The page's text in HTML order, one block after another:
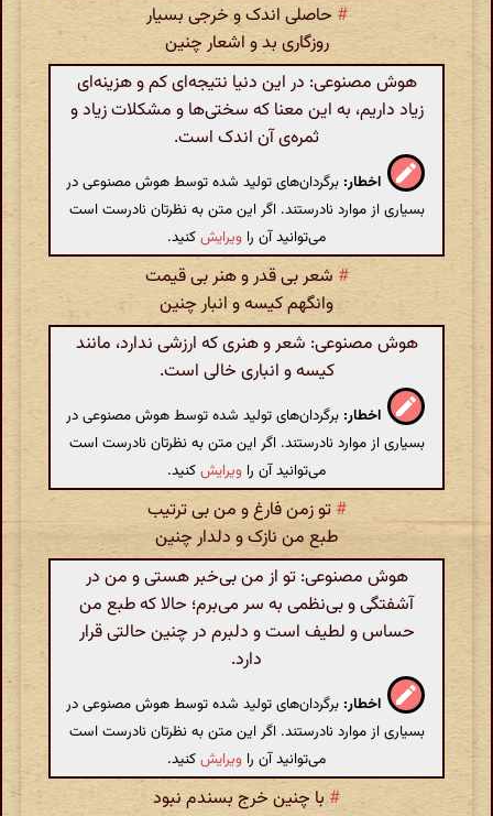
# حاصلی اندک و خرجی بسیار
روزگاری بد و اشعار چنین
هوش مصنوعی: در این دنیا نتیجه‌ای کم و هزینه‌ای
زیاد داریم، به این معنا که سختی‌ها و مشکلات زیاد و
ثمره‌ی آن اندک است.
اخطار: برگردان‌های تولید شده توسط هوش مصنوعی در
بسیاری از موارد نادرستند. اگر این متن به نظرتان نادرست است
می‌توانید آن را ویرایشکنید.
# شعر بی قدر و هنر بی قیمت
وانگهم کیسه و انبار چنین
هوش مصنوعی: شعر و هنری که ارزشی ندارد، مانند
کیسه و انباری خالی است.
اخطار: برگردان‌های تولید شده توسط هوش مصنوعی در
بسیاری از موارد نادرستند. اگر این متن به نظرتان نادرست است
می‌توانید آن را ویرایشکنید.
# تو زمن فارغ و من بی ترتیب
طبع من نازک و دلدار چنین
هوش مصنوعی: تو از من بی‌خبر هستی و من در
آشفتگی و بی‌نظمی به سر می‌برم؛ حالا که طبع من
حساس و لطیف است و دلبرم در چنین حالتی قرار
دارد.
اخطار: برگردان‌های تولید شده توسط هوش مصنوعی در
بسیاری از موارد نادرستند. اگر این متن به نظرتان نادرست است
می‌توانید آن را ویرایشکنید.
# با چنین خرج بسندم نبود